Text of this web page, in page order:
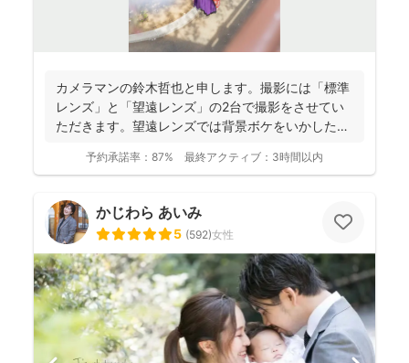
カメラマンの鈴木哲也と申します。撮影には「標準
レンズ」と「望遠レンズ」の2台で撮影をさせてい
ただきます。望遠レンズでは背景ボケをいかしたお
予約承諾率： 87% 最終アクティブ： 3時間以内
かじわら あいみ
5 (592)女性